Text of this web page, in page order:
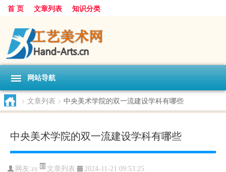
首 页 文章列表 知识分类
网站导航
> 文章列表 > 中央美术学院的双一流建设学科有哪些
中央美术学院的双一流建设学科有哪些
网友:zy 文章列表 2024-11-21 09:53:25